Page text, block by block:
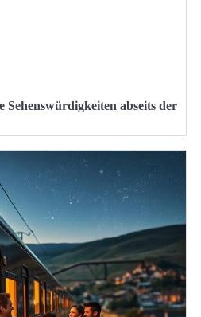
Sehenswürdigkeiten abseits der